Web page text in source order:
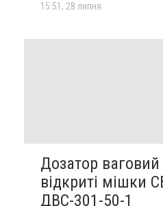
15:51, 28 липня
Дозатор ваговий
відкриті мішки
ДВС-301-50-1